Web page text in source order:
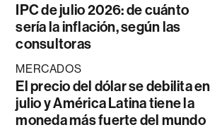
IPC de julio 2026: de cuánto
sería la inflación, según las
consultoras
MERCADOS
El precio del dólar se debilita en
julio y América Latina tiene la
moneda más fuerte del mundo